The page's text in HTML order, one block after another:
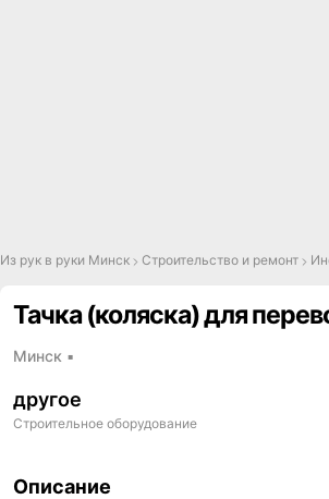
Из рук в руки Минск Строительство и ремонт
Тачка (коляска) для
Минск ▪
другое
Строительное оборудование
Описание